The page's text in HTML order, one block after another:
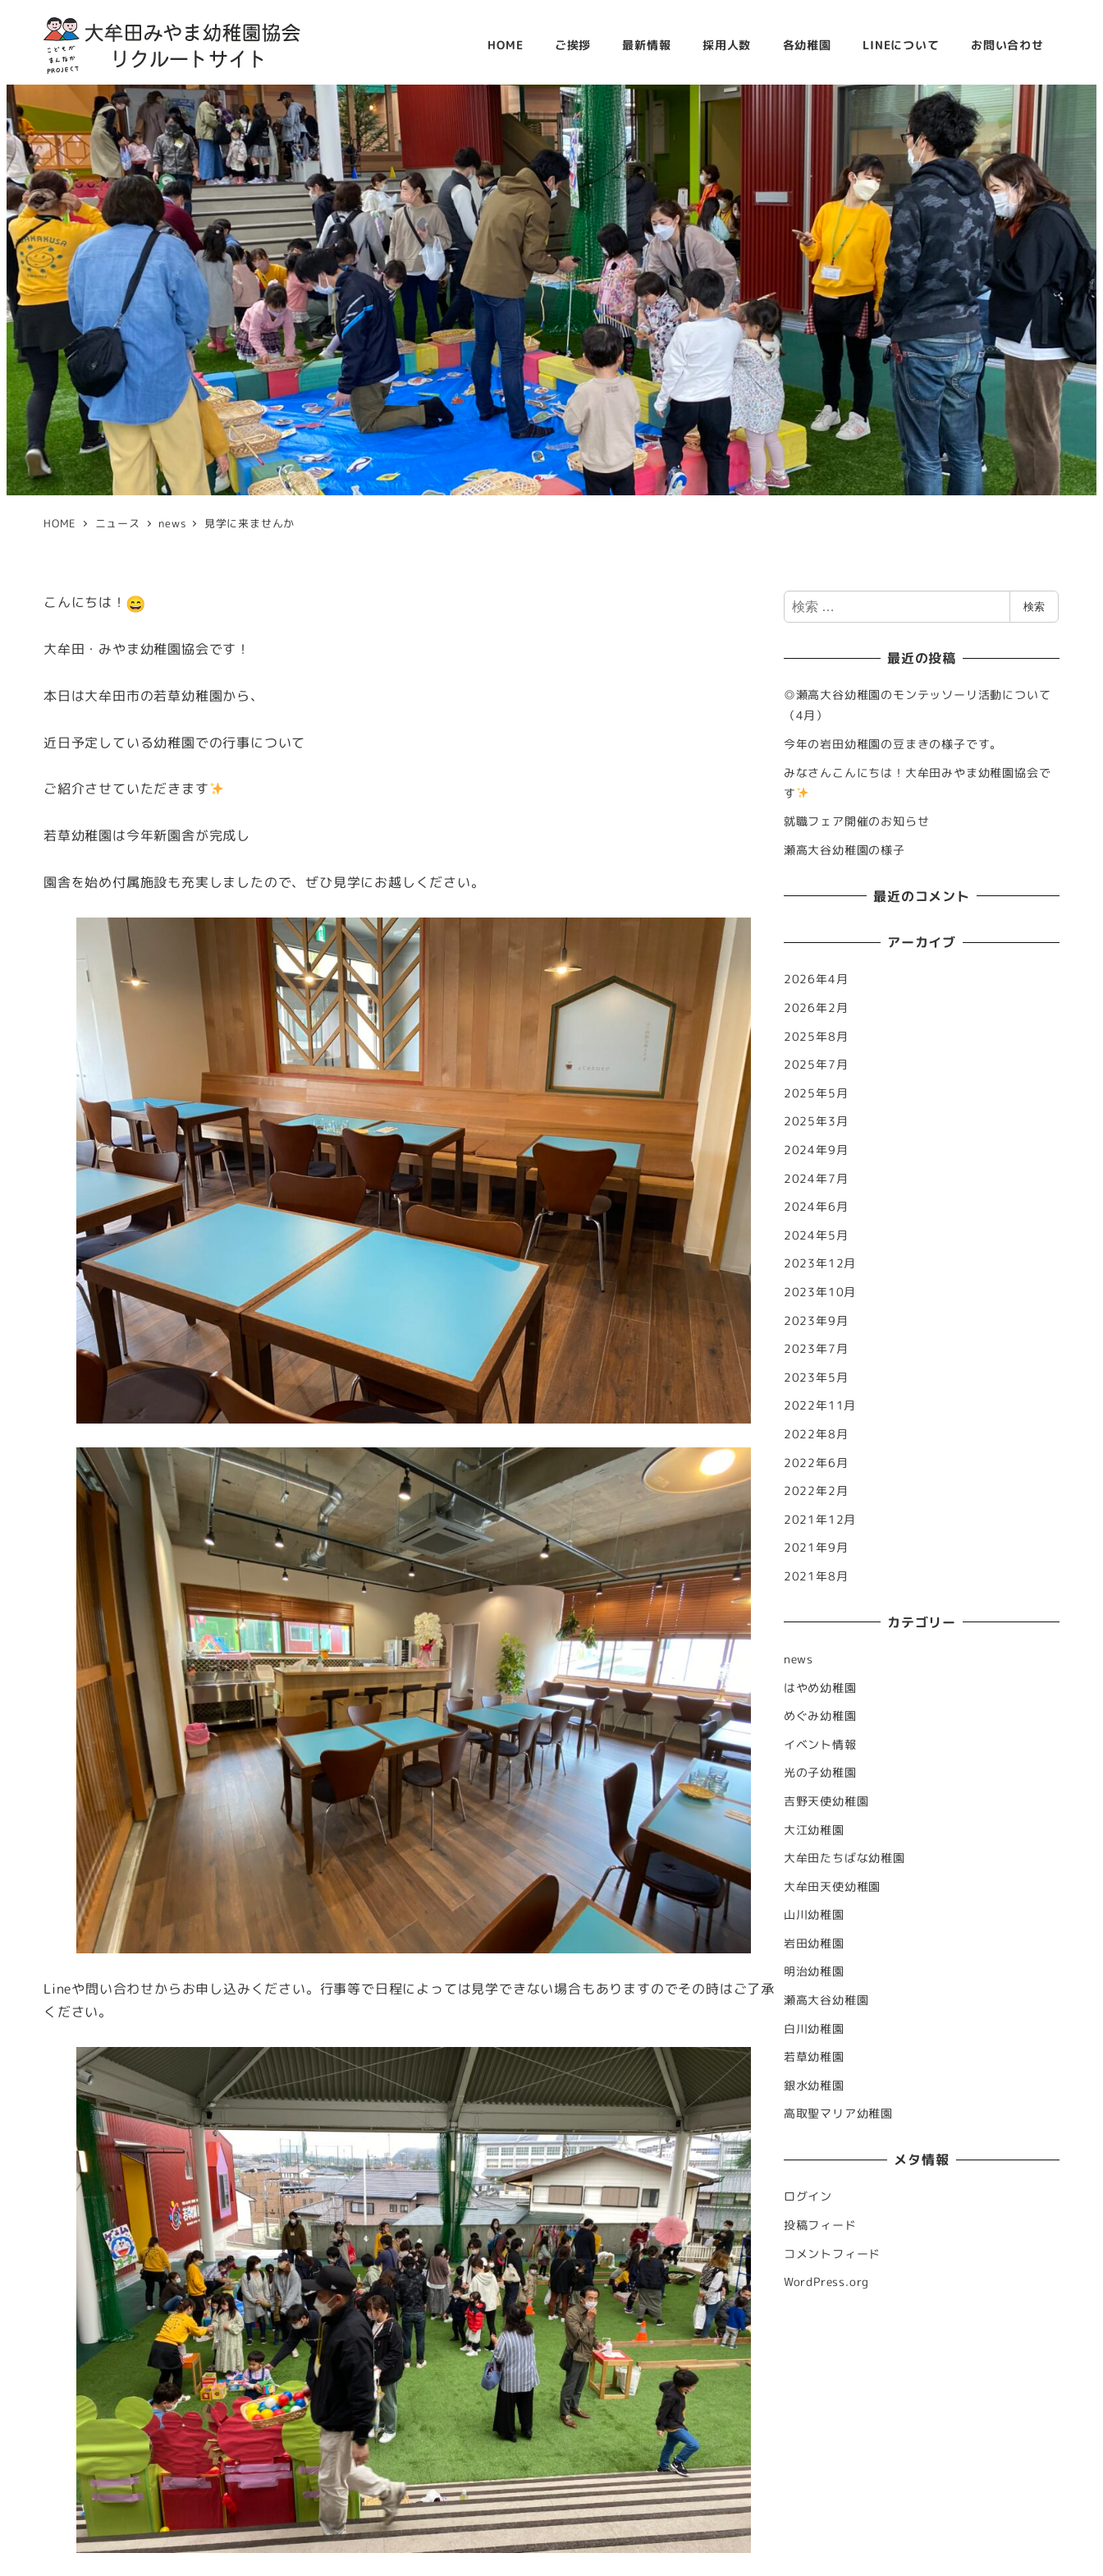
HOME ご挨拶 最新情報 採用人数 各幼稚園 LINEについて お問い合わせ
HOME ニュース news 見学に来ませんか
こんにちは！
大牟田・みやま幼稚園協会です！
本日は大牟田市の若草幼稚園から、
近日予定している幼稚園での行事について
ご紹介させていただきます
若草幼稚園は今年新園舎が完成し
園舎を始め付属施設も充実しましたので、ぜひ見学にお越しください。
Lineや問い合わせからお申し込みください。行事等で日程によっては見学できない場合もありますのでその時はご了承
ください。
検
索
検索
最近の投稿
◎瀬高大谷幼稚園のモンテッソーリ活動について
（4月）
今年の岩田幼稚園の豆まきの様子です。
みなさんこんにちは！大牟田みやま幼稚園協会で
す
就職フェア開催のお知らせ
瀬高大谷幼稚園の様子
最近のコメント
アーカイブ
2026年4月
2026年2月
2025年8月
2025年7月
2025年5月
2025年3月
2024年9月
2024年7月
2024年6月
2024年5月
2023年12月
2023年10月
2023年9月
2023年7月
2023年5月
2022年11月
2022年8月
2022年6月
2022年2月
2021年12月
2021年9月
2021年8月
カテゴリー
news
はやめ幼稚園
めぐみ幼稚園
イベント情報
光の子幼稚園
吉野天使幼稚園
大江幼稚園
大牟田たちばな幼稚園
大牟田天使幼稚園
山川幼稚園
岩田幼稚園
明治幼稚園
瀬高大谷幼稚園
白川幼稚園
若草幼稚園
銀水幼稚園
高取聖マリア幼稚園
メタ情報
ログイン
投稿フィード
コメントフィード
WordPress.org